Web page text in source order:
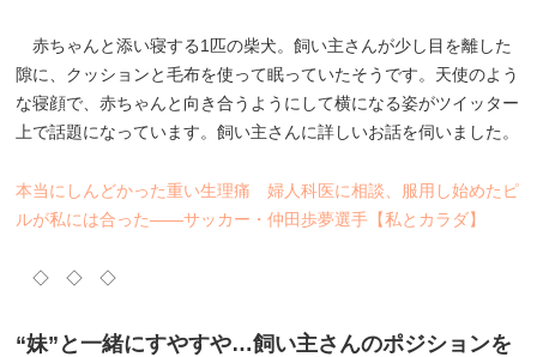
赤ちゃんと添い寝する1匹の柴犬。飼い主さんが少し目を離した
隙に、クッションと毛布を使って眠っていたそうです。天使のよう
な寝顔で、赤ちゃんと向き合うようにして横になる姿がツイッター
上で話題になっています。飼い主さんに詳しいお話を伺いました。
本当にしんどかった重い生理痛 婦人科医に相談、服用し始めたピ
ルが私には合った――サッカー・仲田歩夢選手【私とカラダ】
◇ ◇ ◇
“妹”と一緒にすやすや…飼い主さんのポジションを